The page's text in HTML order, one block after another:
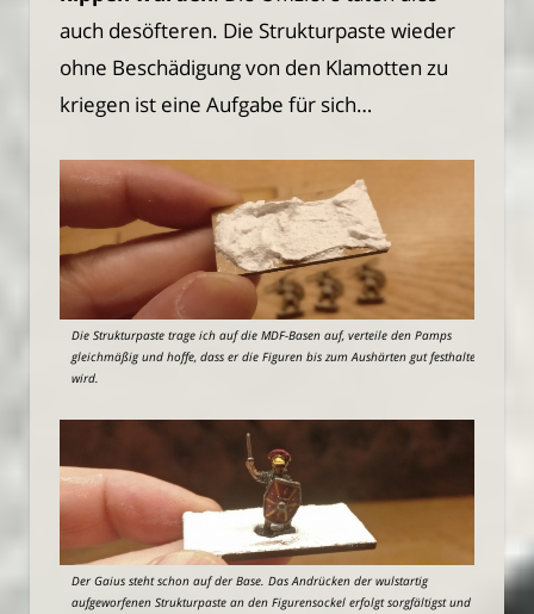
auch desöfteren. Die Strukturpaste wieder
ohne Beschädigung von den Klamotten zu
kriegen ist eine Aufgabe für sich…
Die Strukturpaste trage ich auf die MDF-Basen auf, verteile den Pamps
gleichmäßig und hoffe, dass er die Figuren bis zum Aushärten gut festhalten
wird.
Der Gaius steht schon auf der Base. Das Andrücken der wulstartig
aufgeworfenen Strukturpaste an den Figurensockel erfolgt sorgfältigst und